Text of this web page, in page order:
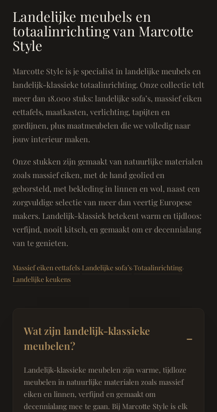
Landelijke meubels en
totaalinrichting van Marcotte
Style
Marcotte Style is je specialist in landelijke meubels en
landelijk-klassieke totaalinrichting. Onze collectie telt
meer dan 18.000 stuks: landelijke sofa’s, massief eiken
eettafels, maatkasten, verlichting, tapijten en
gordijnen, plus maatmeubelen die we volledig naar
jouw interieur maken.
Onze stukken zijn gemaakt van natuurlijke materialen
zoals massief eiken, met de hand geolied en
geborsteld, met bekleding in linnen en wol, naast een
zorgvuldige selectie van meer dan veertig Europese
makers. Landelijk-klassiek betekent warm en tijdloos:
verfijnd, nooit kitsch, en gemaakt om er decennialang
van te genieten.
Massief eiken eettafels·Landelijke sofa’s·Totaalinrichting·
Landelijke keukens
Wat zijn landelijk-klassieke
meubelen?
Landelijk-klassieke meubelen zijn warme, tijdloze
meubelen in natuurlijke materialen zoals massief
eiken en linnen, verfijnd en gemaakt om
decennialang mee te gaan. Bij Marcotte Style is elk